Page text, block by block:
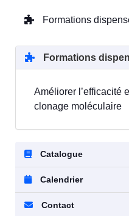
Formations
Formations
Améliorer l’efficacité
clonage moléculaire
Catalogue
Calendrier
Contact